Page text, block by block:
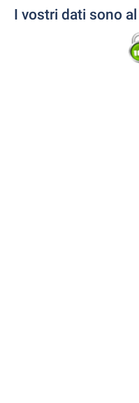
I vostri dati sono